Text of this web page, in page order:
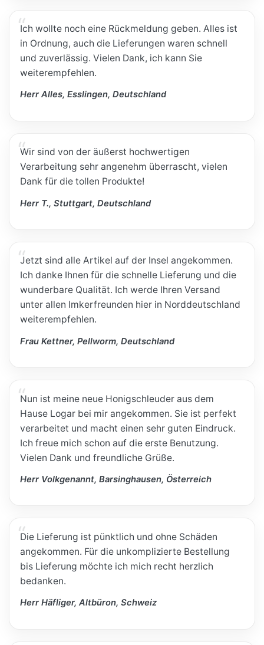
Ich wollte noch eine Rückmeldung geben. Alles ist
in Ordnung, auch die Lieferungen waren schnell
und zuverlässig. Vielen Dank, ich kann Sie
weiterempfehlen.
Herr Alles, Esslingen, Deutschland
Wir sind von der äußerst hochwertigen
Verarbeitung sehr angenehm überrascht, vielen
Dank für die tollen Produkte!
Herr T., Stuttgart, Deutschland
Jetzt sind alle Artikel auf der Insel angekommen.
Ich danke Ihnen für die schnelle Lieferung und die
wunderbare Qualität. Ich werde Ihren Versand
unter allen Imkerfreunden hier in Norddeutschland
weiterempfehlen.
Frau Kettner, Pellworm, Deutschland
Nun ist meine neue Honigschleuder aus dem
Hause Logar bei mir angekommen. Sie ist perfekt
verarbeitet und macht einen sehr guten Eindruck.
Ich freue mich schon auf die erste Benutzung.
Vielen Dank und freundliche Grüße.
Herr Volkgenannt, Barsinghausen, Österreich
Die Lieferung ist pünktlich und ohne Schäden
angekommen. Für die unkomplizierte Bestellung
bis Lieferung möchte ich mich recht herzlich
bedanken.
Herr Häfliger, Altbüron, Schweiz